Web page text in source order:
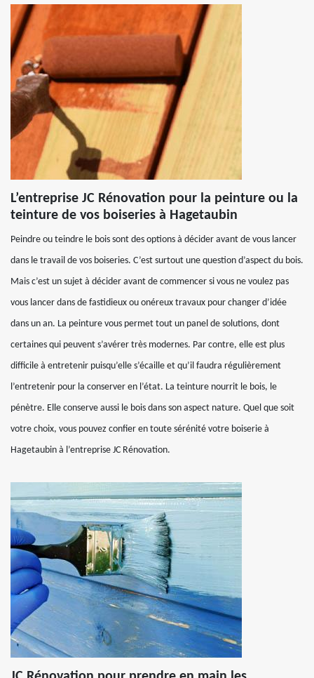
L’entreprise JC Rénovation pour la peinture ou la
teinture de vos boiseries à Hagetaubin
Peindre ou teindre le bois sont des options à décider avant de vous lancer
dans le travail de vos boiseries. C’est surtout une question d’aspect du bois.
Mais c’est un sujet à décider avant de commencer si vous ne voulez pas
vous lancer dans de fastidieux ou onéreux travaux pour changer d’idée
dans un an. La peinture vous permet tout un panel de solutions, dont
certaines qui peuvent s’avérer très modernes. Par contre, elle est plus
difficile à entretenir puisqu’elle s’écaille et qu’il faudra régulièrement
l’entretenir pour la conserver en l’état. La teinture nourrit le bois, le
pénètre. Elle conserve aussi le bois dans son aspect nature. Quel que soit
votre choix, vous pouvez confier en toute sérénité votre boiserie à
Hagetaubin à l’entreprise JC Rénovation.